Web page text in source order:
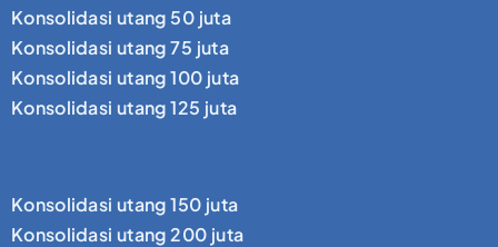
Konsolidasi utang 50 juta
Konsolidasi utang 75 juta
Konsolidasi utang 100 juta
Konsolidasi utang 125 juta
Konsolidasi utang 150 juta
Konsolidasi utang 200 juta